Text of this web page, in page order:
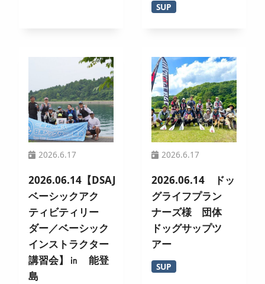
SUP
2026.6.17
2026.06.14【DSAJ
ベーシックアク
ティビティリー
ダー／ベーシック
インストラクター
講習会】㏌ 能登
島
2026.6.17
2026.06.14 ドッ
グライフプラン
ナーズ様 団体
ドッグサップツ
アー
SUP